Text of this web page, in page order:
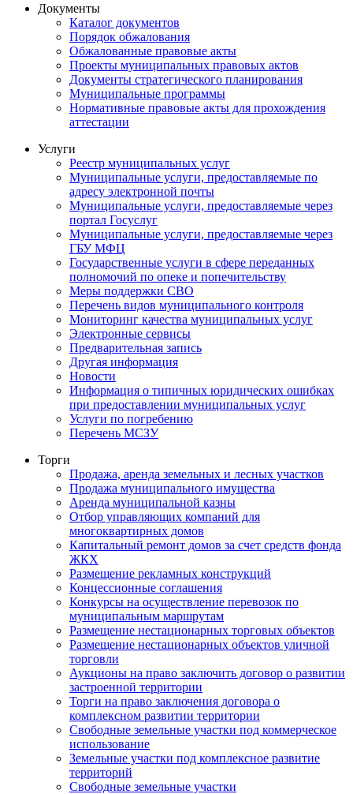
Документы
Каталог документов
Порядок обжалования
Обжалованные правовые акты
Проекты муниципальных правовых актов
Документы стратегического планирования
Муниципальные программы
Нормативные правовые акты для прохождения
аттестации
Услуги
Реестр муниципальных услуг
Муниципальные услуги, предоставляемые по
адресу электронной почты
Муниципальные услуги, предоставляемые через
портал Госуслуг
Муниципальные услуги, предоставляемые через
ГБУ МФЦ
Государственные услуги в сфере переданных
полномочий по опеке и попечительству
Меры поддержки СВО
Перечень видов муниципального контроля
Мониторинг качества муниципальных услуг
Электронные сервисы
Предварительная запись
Другая информация
Новости
Информация о типичных юридических ошибках
при предоставлении муниципальных услуг
Услуги по погребению
Перечень МСЗУ
Торги
Продажа, аренда земельных и лесных участков
Продажа муниципального имущества
Аренда муниципальной казны
Отбор управляющих компаний для
многоквартирных домов
Капитальный ремонт домов за счет средств фонда
ЖКХ
Размещение рекламных конструкций
Концессионные соглашения
Конкурсы на осуществление перевозок по
муниципальным маршрутам
Размещение нестационарных торговых объектов
Размещение нестационарных объектов уличной
торговли
Аукционы на право заключить договор о развитии
застроенной территории
Торги на право заключения договора о
комплексном развитии территории
Свободные земельные участки под коммерческое
использование
Земельные участки под комплексное развитие
территорий
Свободные земельные участки